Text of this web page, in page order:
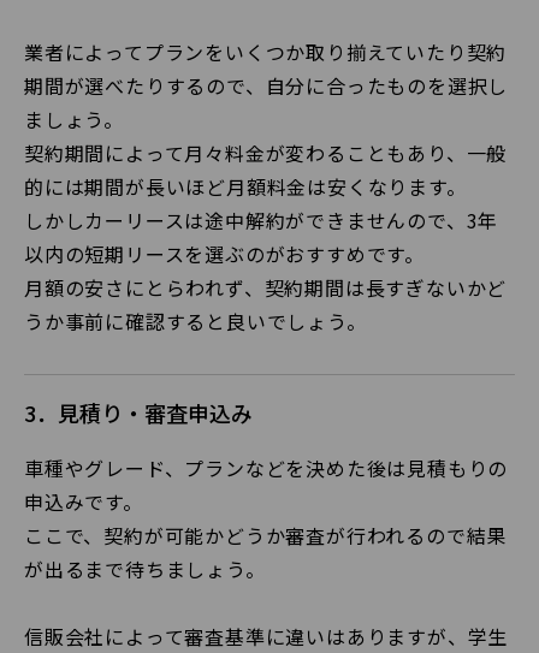
業者によってプランをいくつか取り揃えていたり契約
期間が選べたりするので、自分に合ったものを選択し
ましょう。
契約期間によって月々料金が変わることもあり、一般
的には期間が長いほど月額料金は安くなります。
しかしカーリースは途中解約ができませんので、3年
以内の短期リースを選ぶのがおすすめです。
月額の安さにとらわれず、契約期間は長すぎないかど
うか事前に確認すると良いでしょう。
3．見積り・審査申込み
車種やグレード、プランなどを決めた後は見積もりの
申込みです。
ここで、契約が可能かどうか審査が行われるので結果
が出るまで待ちましょう。
信販会社によって審査基準に違いはありますが、学生